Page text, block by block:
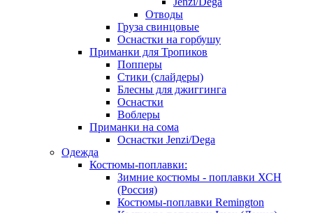
Отводы
Груза свинцовые
Оснастки на горбушу
Приманки для Тропиков
Попперы
Стики (слайдеры)
Блесны для джиггинга
Оснастки
Воблеры
Приманки на сома
Оснастки Jenzi/Dega
Одежда
Костюмы-поплавки:
Зимние костюмы - поплавки ХСН
(Россия)
Костюмы-поплавки Remington